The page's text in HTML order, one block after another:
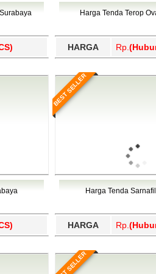
Way Kanan, Wonogiri,
Harga Tenda Terop
HARGA Rp.
BEST SELLER
Harga Tenda
HARGA Rp.